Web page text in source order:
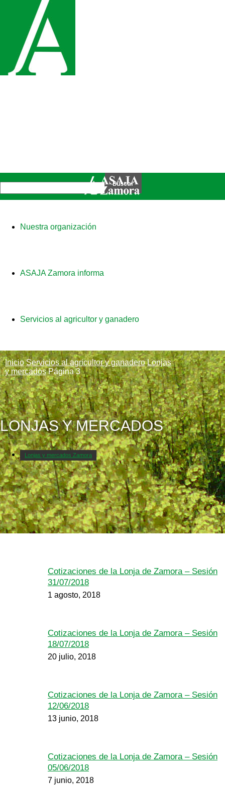
Nuestra organización
ASAJA Zamora informa
Servicios al agricultor y ganadero
Inicio Servicios al agricultor y ganadero Lonjas
y mercados Página 3
LONJAS Y MERCADOS
Lonjas y mercados Zamora
Cotizaciones de la Lonja de Zamora – Sesión
31/07/2018
1 agosto, 2018
Cotizaciones de la Lonja de Zamora – Sesión
18/07/2018
20 julio, 2018
Cotizaciones de la Lonja de Zamora – Sesión
12/06/2018
13 junio, 2018
Cotizaciones de la Lonja de Zamora – Sesión
05/06/2018
7 junio, 2018